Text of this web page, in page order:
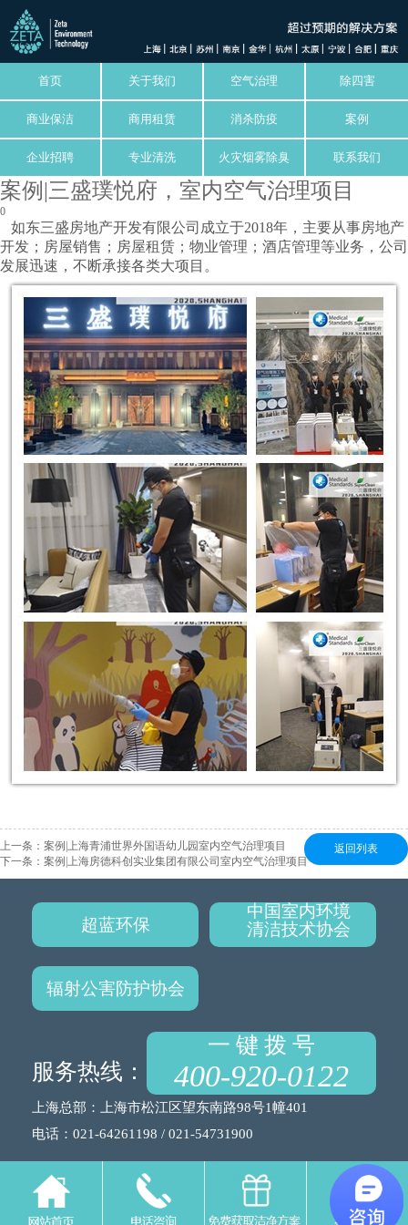
首页 关于我们 空气治理 除四害
商业保洁 商用租赁 消杀防疫 案例
企业招聘 专业清洗 火灾烟雾除臭 联系我们
案例|三盛璞悦府，室内空气治理项目
0
如东三盛房地产开发有限公司成立于2018年，主要从事房地产
开发；房屋销售；房屋租赁；物业管理；酒店管理等业务，公司
发展迅速，不断承接各类大项目。
上一条： 案例|上海青浦世界外国语幼儿园室内空气治理项目
下一条： 案例|上海房德科创实业集团有限公司室内空气治理项目
返回列表
超蓝环保
中国室内环境
清洁技术协会
辐射公害防护协会
服务热线：
一 键 拨 号
400-920-0122
上海总部：上海市松江区望东南路98号1幢401
电话：021-64261198 / 021-54731900